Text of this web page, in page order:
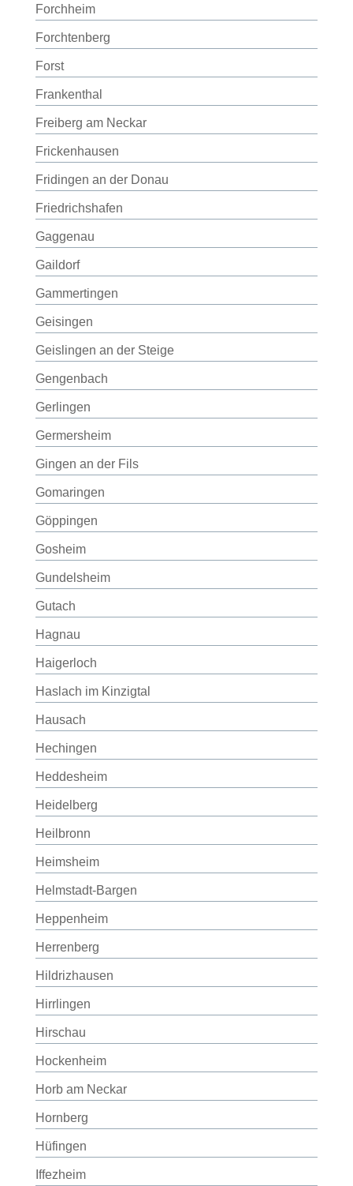
Forchheim
Forchtenberg
Forst
Frankenthal
Freiberg am Neckar
Frickenhausen
Fridingen an der Donau
Friedrichshafen
Gaggenau
Gaildorf
Gammertingen
Geisingen
Geislingen an der Steige
Gengenbach
Gerlingen
Germersheim
Gingen an der Fils
Gomaringen
Göppingen
Gosheim
Gundelsheim
Gutach
Hagnau
Haigerloch
Haslach im Kinzigtal
Hausach
Hechingen
Heddesheim
Heidelberg
Heilbronn
Heimsheim
Helmstadt-Bargen
Heppenheim
Herrenberg
Hildrizhausen
Hirrlingen
Hirschau
Hockenheim
Horb am Neckar
Hornberg
Hüfingen
Iffezheim